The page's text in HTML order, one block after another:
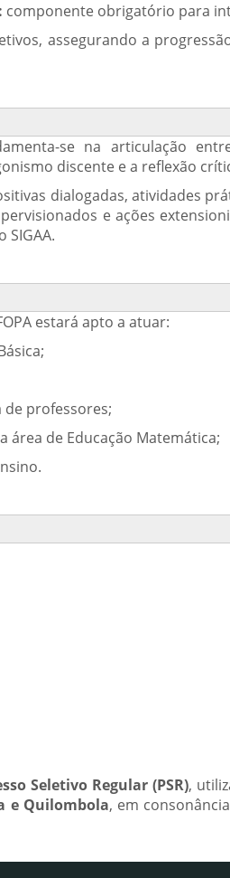
componente obrigatório para
assegurando a
se na articulação
discente e a reflexão
dialogadas, atividades
e ações
SIGAA.
estará apto a atuar:
professores;
área de Educação Matemática;
Seletivo Regular (PSR),
e Quilombola, em